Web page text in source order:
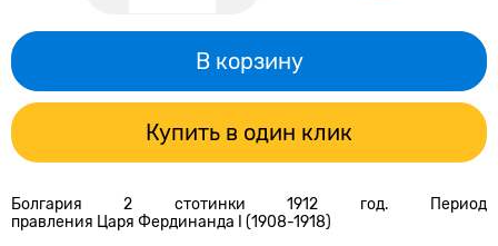
В корзину
Купить в один клик
Болгария 2 стотинки 1912 год. Период
правления Царя Фердинанда I (1908-1918)